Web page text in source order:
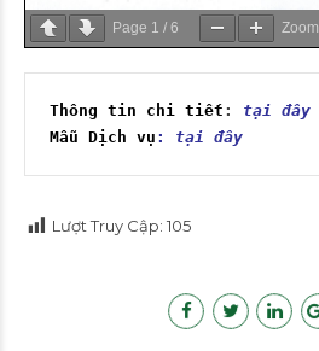
Page 1 / 6 Zoom
Thông tin chi tiết : tại đây
Mẫu Dịch vụ : tại đây
Lượt Truy Cập: 105